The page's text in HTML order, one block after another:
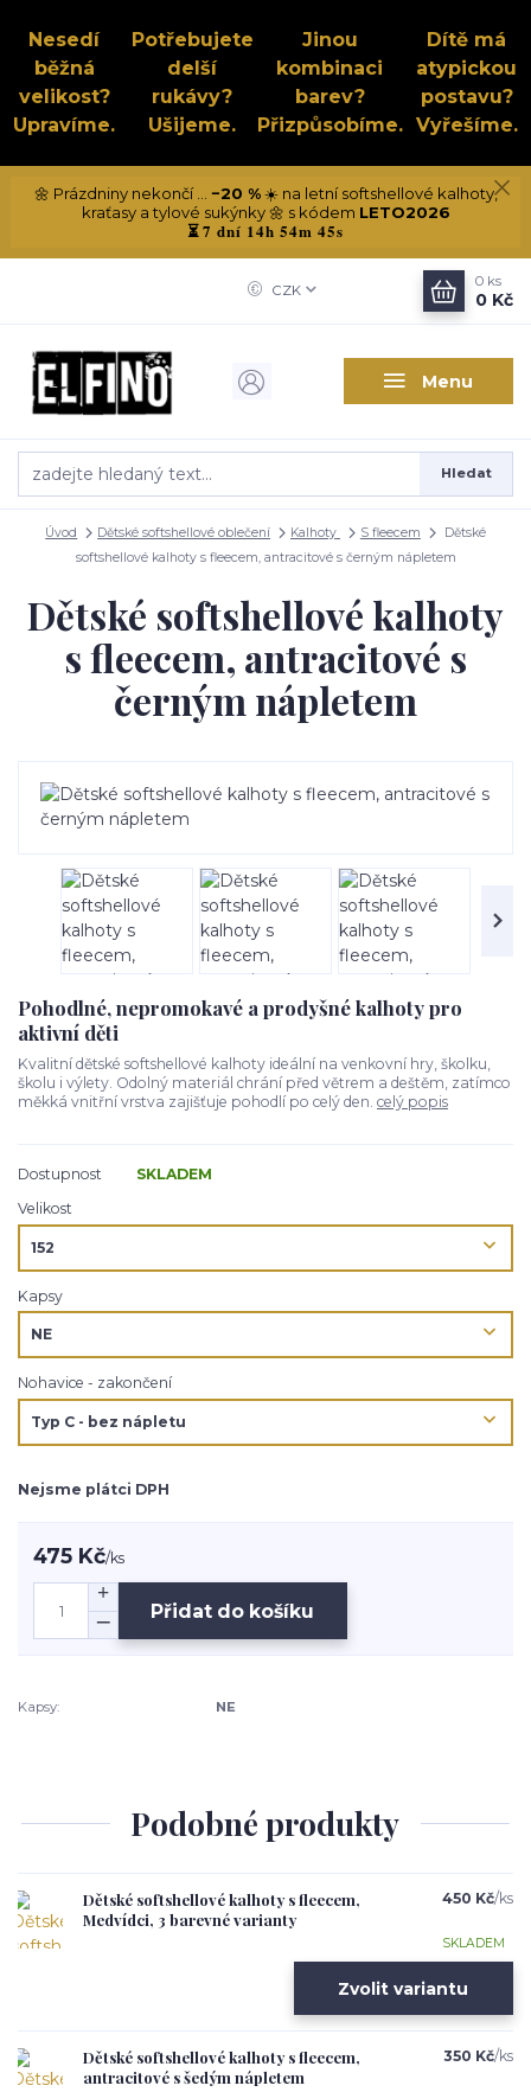
Nesedí
běžná
velikost?
Upravíme.
Potřebujete
delší
rukávy?
Ušijeme.
Jinou
kombinaci
barev?
Přizpůsobíme.
Dítě má
atypickou
postavu?
Vyřešíme.
🌼 Prázdniny nekončí ... −20 %☀️ na letní softshellové kalhoty,
kraťasy a tylové sukýnky 🌼 s kódem LETO2026
⏳7 dní 14h 54m 44s
Menu
CZK
Hledat
0 ks
0 Kč
Úvod Dětské softshellové oblečení Kalhoty S fleecem
Dětské
softshellové kalhoty s fleecem, antracitové s černým nápletem
Dětské softshellové kalhoty
s fleecem, antracitové s
černým nápletem
Pohodlné, nepromokavé a prodyšné kalhoty pro
aktivní děti
Kvalitní dětské softshellové kalhoty ideální na venkovní hry, školku,
školu i výlety. Odolný materiál chrání před větrem a deštěm, zatímco
měkká vnitřní vrstva zajišťuje pohodlí po celý den. celý popis
Dostupnost
SKLADEM
Velikost
Kapsy
Nohavice - zakončení
Nejsme plátci DPH
475 Kč/ks
Přidat do košíku
Kapsy: NE
Podobné produkty
Dětské softshellové kalhoty s fleecem,
Medvídci, 3 barevné varianty
450 Kč/ks
SKLADEM
Zvolit variantu
Dětské softshellové kalhoty s fleecem,
antracitové s šedým nápletem
350 Kč/ks